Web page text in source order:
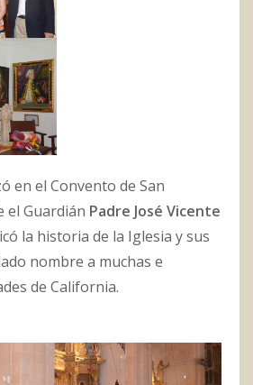
en el Convento de San
el Guardián Padre José Vicente
la historia de la Iglesia y sus
nombre a muchas e
de California.